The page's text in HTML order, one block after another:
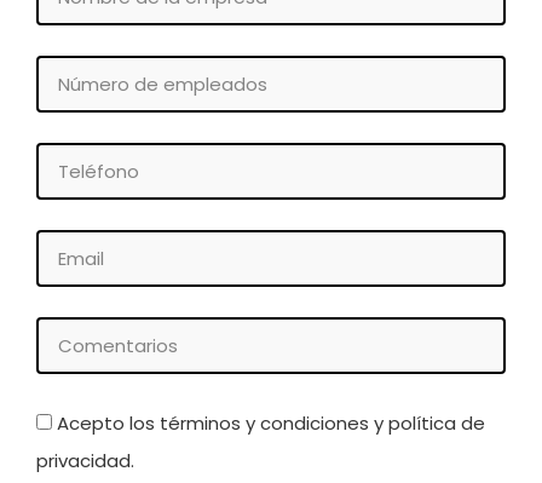
de
la
empresa
Número
de
empleados
Teléfono
Email
Comentarios
Acepto los términos y condiciones y política de
privacidad.